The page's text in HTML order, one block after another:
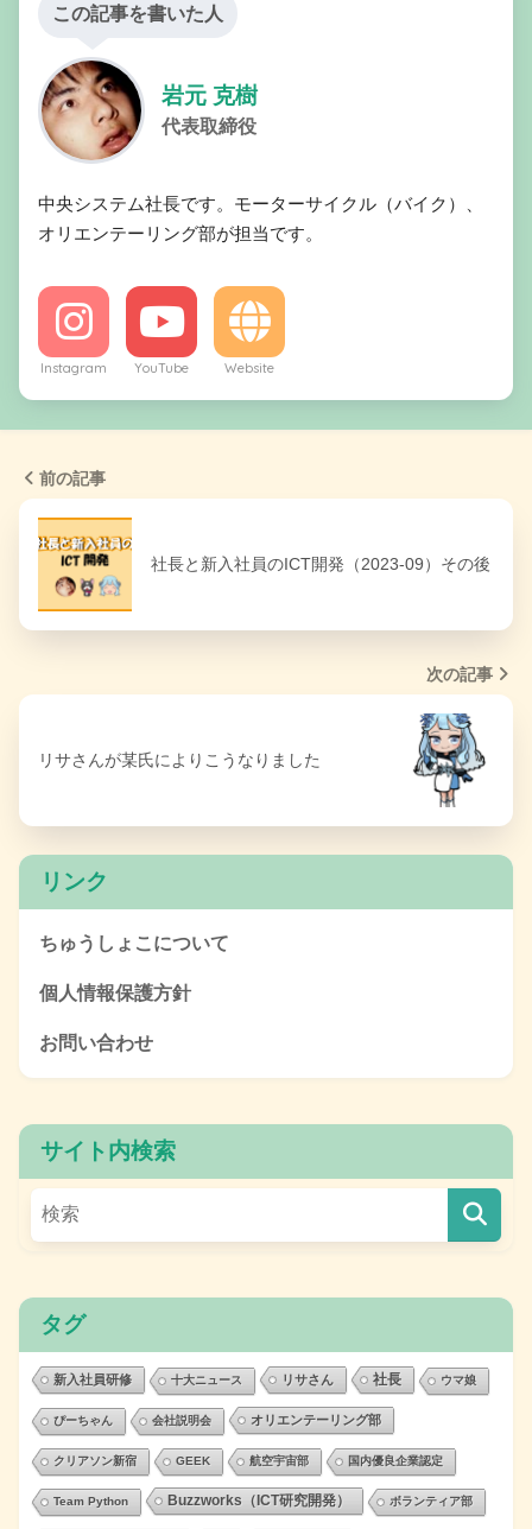
この記事を書いた人
岩元 克樹
代表取締役
中央システム社長です。モーターサイクル（バイク）、
オリエンテーリング部が担当です。
Instagram YouTube Website
前の記事
社長と新入社員のICT開発（2023-09）その後
次の記事
リサさんが某氏によりこうなりました
リンク
ちゅうしょこについて
個人情報保護方針
お問い合わせ
サイト内検索
タグ
新入社員研修 十大ニュース リサさん 社長 ウマ娘
ぴーちゃん 会社説明会 オリエンテーリング部
クリアソン新宿 GEEK 航空宇宙部 国内優良企業認定
Team Python Buzzworks（ICT研究開発） ボランティア部